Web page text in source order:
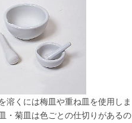
溶くには梅皿や重ね皿を使用しま
・菊皿は色ごとの仕切りがあるの